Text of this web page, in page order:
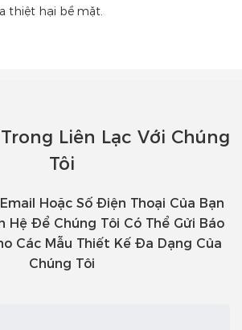
thiệt hại bề mặt.
Liên Lạc Với Chúng
Tôi
Hoặc Số Điện Thoại Của Bạn
Hệ Để Chúng Tôi Có Thể Gửi Báo
Các Mẫu Thiết Kế Đa Dạng Của
Chúng Tôi